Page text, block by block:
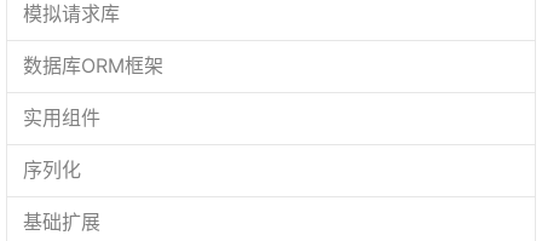
模拟请求库
数据库ORM框架
实用组件
序列化
基础扩展